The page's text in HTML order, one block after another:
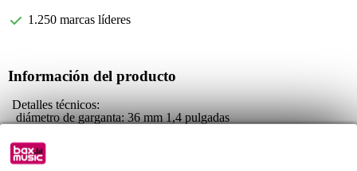
1.250 marcas líderes
Información del producto
Detalles técnicos:
diámetro de garganta: 36 mm 1,4 pulgadas
impedancia mínima: 5,2 ohmios a 3,5 kHz